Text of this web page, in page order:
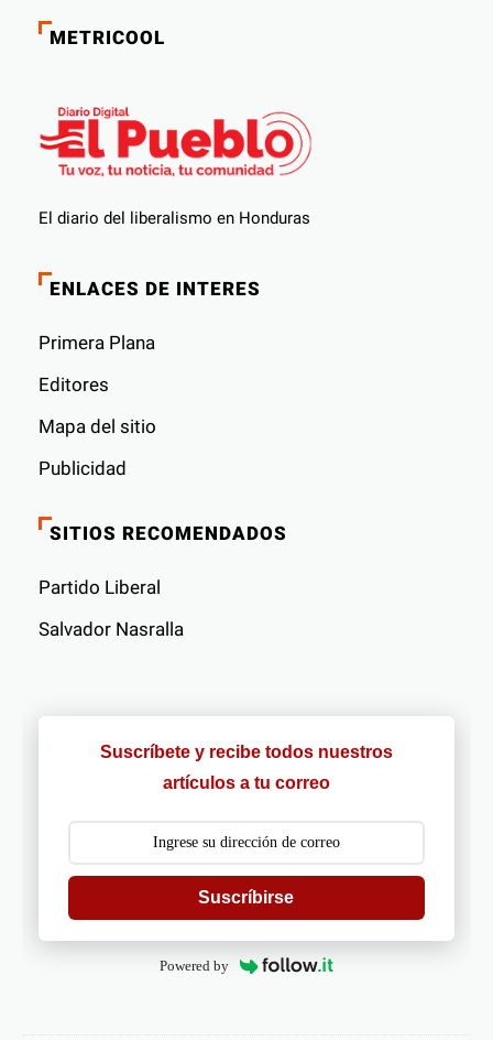
METRICOOL
El diario del liberalismo en Honduras
ENLACES DE INTERES
Primera Plana
Editores
Mapa del sitio
Publicidad
SITIOS RECOMENDADOS
Partido Liberal
Salvador Nasralla
Suscríbete y recibe todos nuestros
artículos a tu correo
Suscríbirse
Powered by